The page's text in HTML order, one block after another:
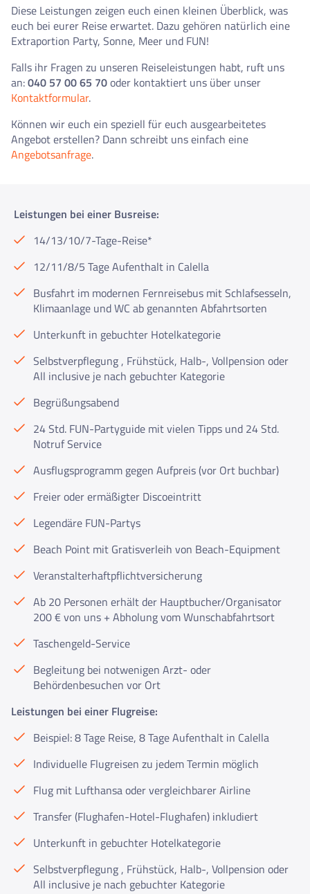
Diese Leistungen zeigen euch einen kleinen Überblick, was
euch bei eurer Reise erwartet. Dazu gehören natürlich eine
Extraportion Party, Sonne, Meer und FUN!
Falls ihr Fragen zu unseren Reiseleistungen habt, ruft uns
an:040 57 00 65 70oder kontaktiert uns über unser
Kontaktformular.
Können wir euch ein speziell für euch ausgearbeitetes
Angebot erstellen? Dann schreibt uns einfach eine
Angebotsanfrage.
Leistungen bei einer Busreise:
14/13/10/7-Tage-Reise*
12/11/8/5 Tage Aufenthalt in Calella
Busfahrt im modernen Fernreisebus mit Schlafsesseln,
Klimaanlage und WC ab genannten Abfahrtsorten
Unterkunft in gebuchter Hotelkategorie
Selbstverpflegung , Frühstück, Halb-, Vollpension oder
All inclusive je nach gebuchter Kategorie
Begrüßungsabend
24 Std. FUN-Partyguide mit vielen Tipps und 24 Std.
Notruf Service
Ausflugsprogramm gegen Aufpreis (vor Ort buchbar)
Freier oder ermäßigter Discoeintritt
Legendäre FUN-Partys
Beach Point mit Gratisverleih von Beach-Equipment
Veranstalterhaftpflichtversicherung
Ab 20 Personen erhält der Hauptbucher/Organisator
200 € von uns + Abholung vom Wunschabfahrtsort
Taschengeld-Service
Begleitung bei notwenigen Arzt- oder
Behördenbesuchen vor Ort
Leistungen bei einer Flugreise:
Beispiel: 8 Tage Reise, 8 Tage Aufenthalt in Calella
Individuelle Flugreisen zu jedem Termin möglich
Flug mit Lufthansa oder vergleichbarer Airline
Transfer (Flughafen-Hotel-Flughafen) inkludiert
Unterkunft in gebuchter Hotelkategorie
Selbstverpflegung , Frühstück, Halb-, Vollpension oder
All inclusive je nach gebuchter Kategorie